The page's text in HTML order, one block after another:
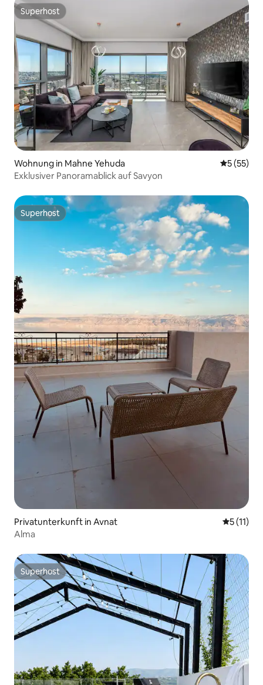
Superhost
Superhost
Wohnung in Mahne Yehuda
5 (55)
Exklusiver Panoramablick auf Savyon
Superhost
Superhost
Privatunterkunft in Avnat
5 (11)
Alma
Superhost
Superhost